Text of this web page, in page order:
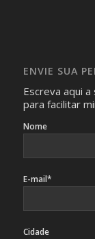
identificação da
ENVIE SUA
Escreva aqui
para facilitar
Nome
E-mail*
Cidade